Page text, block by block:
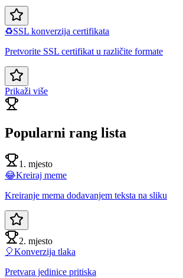
♻️SSL konverzija certifikata
Pretvorite SSL certifikat u različite formate
Prikaži više
Popularni rang lista
1. mjesto
😂Kreiraj meme
Kreiranje mema dodavanjem teksta na sliku
2. mjesto
🎈Konverzija tlaka
Pretvara jedinice pritiska